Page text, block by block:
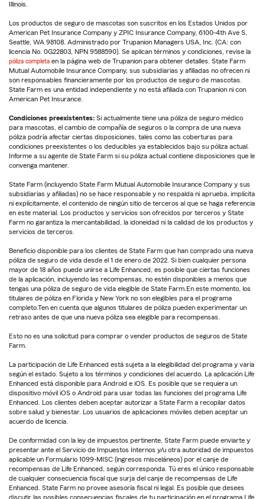
Illinois.
Los productos de seguro de mascotas son suscritos en los Estados Unidos por
American Pet Insurance Company y ZPIC Insurance Company, 6100-4th Ave S,
Seattle, WA 98108. Administrado por Trupanion Managers USA, Inc. (CA: con
licencia No. 0G22803, NPN 9588590). Se aplican términos y condiciones, revise la
póliza completa en la página web de Trupanion para obtener detalles. State Farm
Mutual Automobile Insurance Company, sus subsidiarias y afiliadas no ofrecen ni
son responsables financieramente por los productos de seguro de mascotas.
State Farm es una entidad independiente y no está afiliada con Trupanion ni con
American Pet Insurance.
Condiciones preexistentes: Si actualmente tiene una póliza de seguro médico
para mascotas, el cambio de compañía de seguros o la compra de una nueva
póliza podría afectar ciertas disposiciones, tales como las coberturas para
condiciones preexistentes o los deducibles ya establecidos bajo su póliza actual.
Informe a su agente de State Farm si su póliza actual contiene disposiciones que le
convenga mantener.
State Farm (incluyendo State Farm Mutual Automobile Insurance Company y sus
subsidiarias y afiliadas) no se hace responsable y no respalda ni aprueba, implícita
ni explícitamente, el contenido de ningún sitio de terceros al que se haga referencia
en este material. Los productos y servicios son ofrecidos por terceros y State
Farm no garantiza la mercantabilidad, la idoneidad ni la calidad de los productos y
servicios de terceros.
Beneficio disponible para los clientes de State Farm que han comprado una nueva
póliza de seguro de vida desde el 1 de enero de 2022. Si bien cualquier persona
mayor de 18 años puede unirse a Life Enhanced, es posible que ciertas funciones
de la aplicación, incluyendo las recompensas, no estén disponibles a menos que
tengas una póliza de seguro de vida elegible de State Farm.En este momento, los
titulares de póliza en Florida y New York no son elegibles para el programa
completo.Ten en cuenta que algunos titulares de póliza pueden experimentar un
retraso antes de que una nueva póliza sea elegible para recompensas.
Esto no es una solicitud para comprar o vender productos de seguros de State
Farm.
La participación de Life Enhanced está sujeta a la elegibilidad del programa y varía
según el estado. Sujeto a los términos y condiciones del acuerdo. La aplicación Life
Enhanced está disponible para Android e iOS. Es posible que se requiera un
dispositivo móvil iOS o Android para usar todas las funciones del programa Life
Enhanced. Los clientes deben aceptar autorizar a State Farm a recopilar datos
sobre salud y bienestar. Los usuarios de aplicaciones móviles deben aceptar un
acuerdo de licencia.
De conformidad con la ley de impuestos pertinente, State Farm puede enviarte y
presentar ante el Servicio de Impuestos Internos y/u otra autoridad de impuestos
aplicable un Formulario 1099-MISC (ingresos misceláneos) por el canje de
recompensas de Life Enhanced, según corresponda. Tú eres el único responsable
de cualquier consecuencia fiscal que surja del canje de recompensas de Life
Enhanced. State Farm no provee asesoría fiscal ni legal. Es posible que desees
discutir las posibles consecuencias fiscales de tu participación en el programa Life